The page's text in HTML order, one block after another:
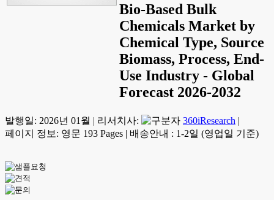
Bio-Based Bulk
Chemicals Market by
Chemical Type, Source
Biomass, Process, End-
Use Industry - Global
Forecast 2026-2032
발행일: 2026년 01월 | 리서치사: 360iResearch |
페이지 정보: 영문 193 Pages | 배송안내 : 1-2일 (영업일 기준)